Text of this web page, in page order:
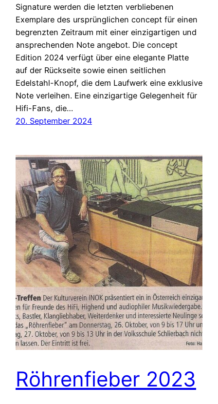
Signature werden die letzten verbliebenen
Exemplare des ursprünglichen concept für einen
begrenzten Zeitraum mit einer einzigartigen und
ansprechenden Note angebot. Die concept
Edition 2024 verfügt über eine elegante Platte
auf der Rückseite sowie einen seitlichen
Edelstahl-Knopf, die dem Laufwerk eine exklusive
Note verleihen. Eine einzigartige Gelegenheit für
Hifi-Fans, die…
20. September 2024
Röhrenfieber 2023